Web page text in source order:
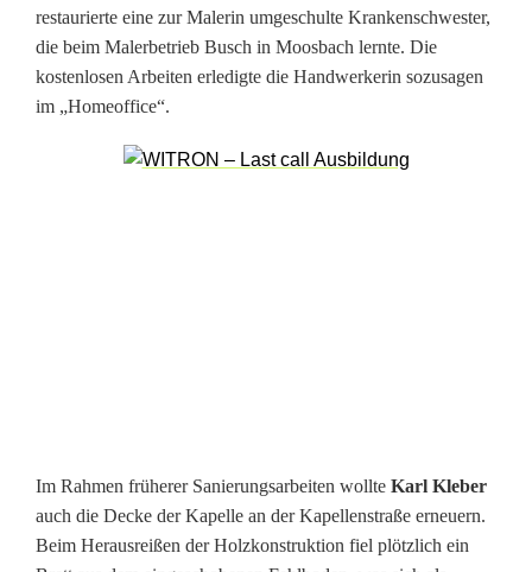
e
l
l
t
e
restaurierte eine zur Malerin umgeschulte Krankenschwester,
die beim Malerbetrieb Busch in Moosbach lernte. Die
kostenlosen Arbeiten erledigte die Handwerkerin sozusagen
im „Homeoffice“.
Im Rahmen früherer Sanierungsarbeiten wollte Karl Kleber
auch die Decke der Kapelle an der Kapellenstraße erneuern.
Beim Herausreißen der Holzkonstruktion fiel plötzlich ein